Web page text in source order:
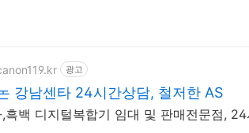
광고
강남센타 24시간상담, 철저한 AS
흑백 디지털복합기 임대 및 판매전문점,